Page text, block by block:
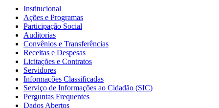
Institucional
Ações e Programas
Participação Social
Auditorias
Convênios e Transferências
Receitas e Despesas
Licitações e Contratos
Servidores
Informações Classificadas
Serviço de Informações ao Cidadão (SIC)
Perguntas Frequentes
Dados Abertos